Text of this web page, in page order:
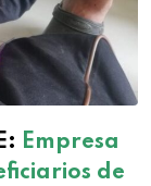
Empresa
de